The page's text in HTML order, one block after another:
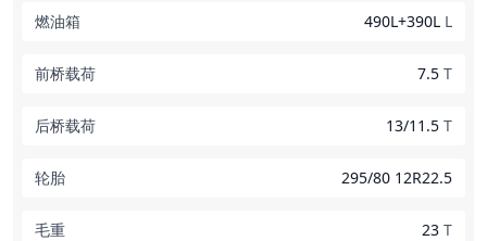
燃油箱 490L+390L L
前桥载荷 7.5 T
后桥载荷 13/11.5 T
轮胎 295/80 12R22.5
毛重 23 T